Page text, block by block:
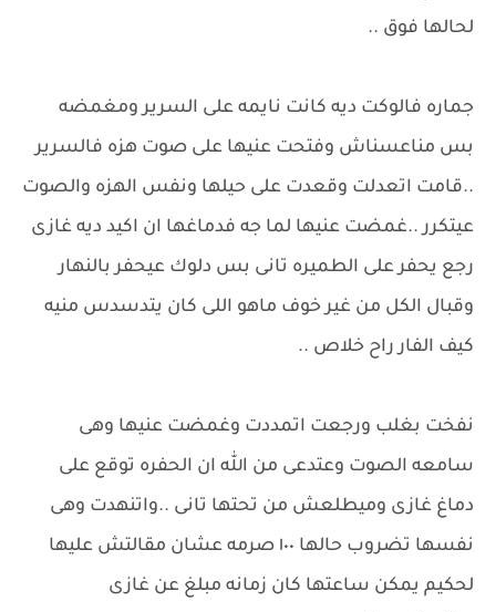
لحالها فوق ..
جماره فالوكت ديه كانت نايمه على السرير ومغمضه
بس مناعسناش وفتحت عنيها على صوت هزه فالسرير
..قامت اتعدلت وقعدت على حيلها ونفس الهزه والصوت
عيتكرر ..غمضت عنيها لما جه فدماغها ان اكيد ديه غازى
رجع يحفر على الطميره تانى بس دلوك عيحفر بالنهار
وقبال الكل من غير خوف ماهو اللى كان يتدسدس منيه
كيف الفار راح خلاص ..
نفخت بغلب ورجعت اتمددت وغمضت عنيها وهى
سامعه الصوت وعتدعى من الله ان الحفره توقع على
دماغ غازى وميطلعش من تحتها تانى ..واتنهدت وهى
نفسها تضروب حالها ١٠٠ صرمه عشان مقالتش عليها
لحكيم يمكن ساعتها كان زمانه مبلغ عن غازى